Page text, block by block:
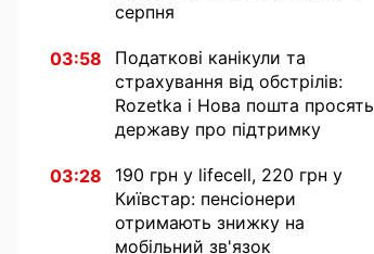
серпня
03:58
Податкові канікули та
страхування від обстрілів:
Rozetka і Нова пошта просять
державу про підтримку
03:28
190 грн у lifecell, 220 грн у
Київстар: пенсіонери
отримають знижку на
мобільний зв'язок